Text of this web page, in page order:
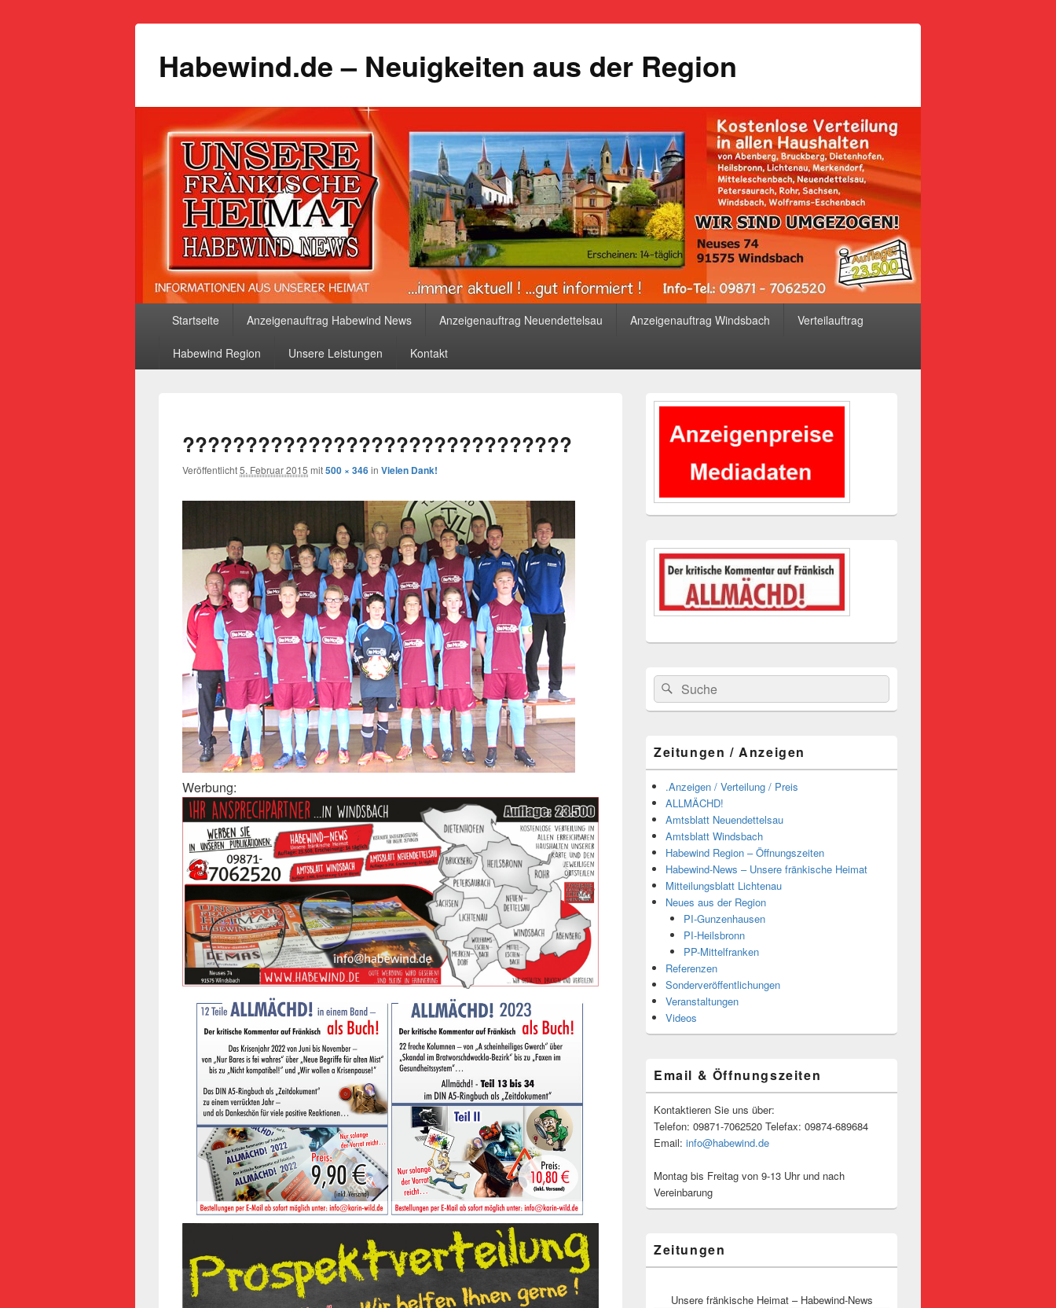
Habewind.de – Neuigkeiten aus der Region
Startseite Anzeigenauftrag Habewind News Anzeigenauftrag Neuendettelsau Anzeigenauftrag Windsbach Verteilauftrag
Habewind Region Unsere Leistungen Kontakt
???????????????????????????????
Veröffentlicht5. Februar 2015 mit500 × 346in Vielen Dank!
Werbung:
Primärer
Widgetbereich
Suchen
nach:
Suchen
Zeitungen / Anzeigen
.Anzeigen / Verteilung / Preis
ALLMÄCHD!
Amtsblatt Neuendettelsau
Amtsblatt Windsbach
Habewind Region – Öffnungszeiten
Habewind-News – Unsere fränkische Heimat
Mitteilungsblatt Lichtenau
Neues aus der Region
PI-Gunzenhausen
PI-Heilsbronn
PP-Mittelfranken
Referenzen
Sonderveröffentlichungen
Veranstaltungen
Videos
Email & Öffnungszeiten
Kontaktieren Sie uns über:
Telefon: 09871-7062520 Telefax: 09874-689684
Email: info@habewind.de
Montag bis Freitag von 9-13 Uhr und nach
Vereinbarung
Zeitungen
Unsere fränkische Heimat – Habewind-News